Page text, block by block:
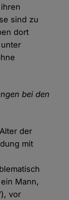
sind zu
dort
bei den
der
mit
Mann,
vor